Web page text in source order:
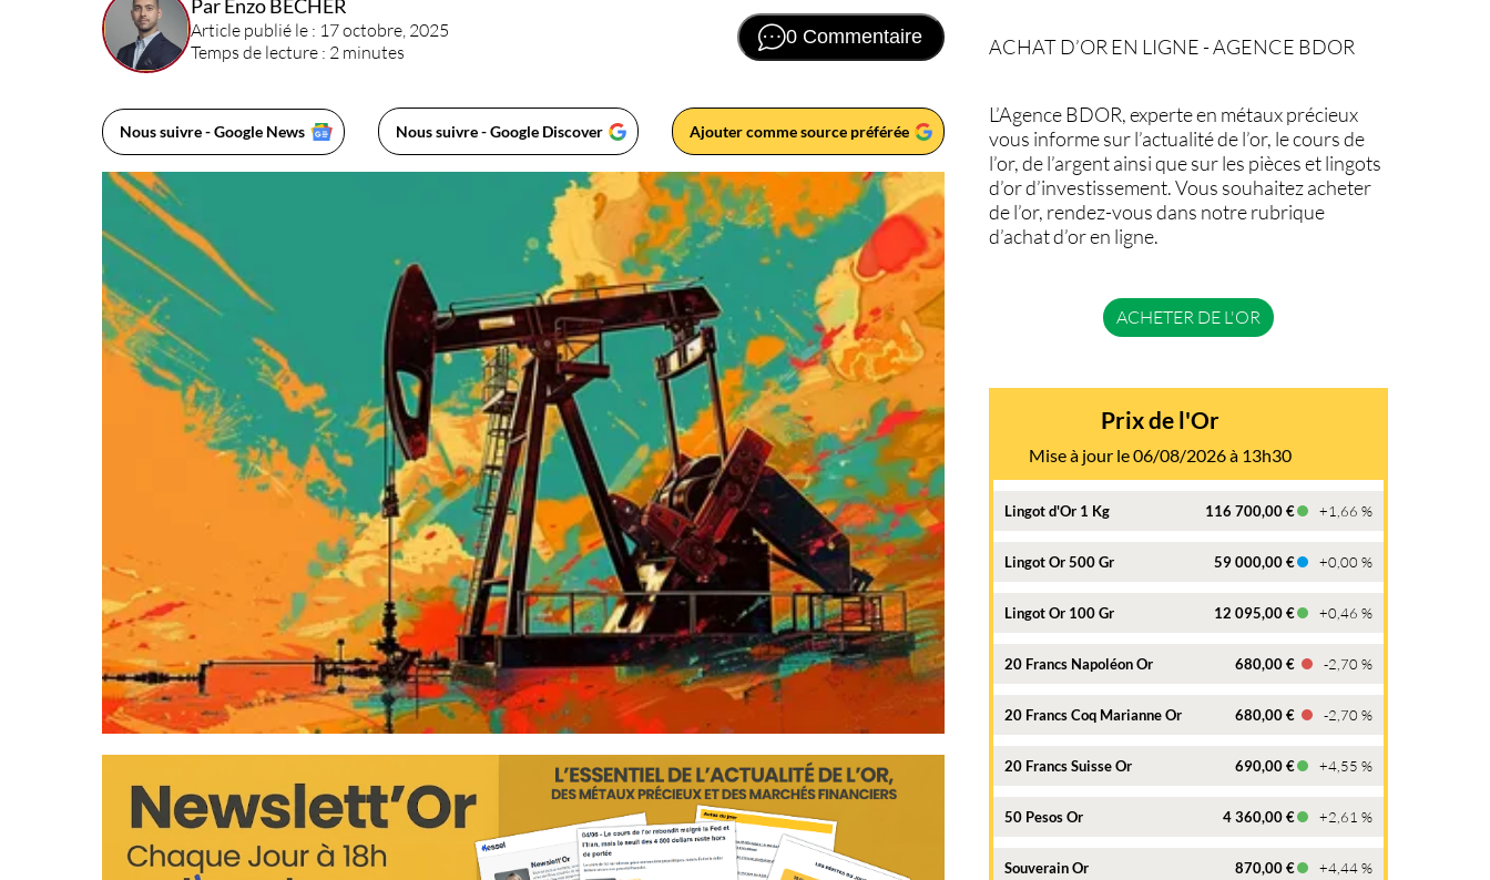
Par Enzo BECHER
Article publié le : 17 octobre, 2025
Temps de lecture : 2 minutes
0 Commentaire
Nous suivre - Google News Nous suivre - Google Discover Ajouter comme source préférée
ACHAT D’OR EN LIGNE - AGENCE BDOR
L’Agence BDOR, experte en métaux précieux
vous informe sur l’actualité de l’or, le cours de
l’or, de l’argent ainsi que sur les pièces et lingots
d’or d’investissement. Vous souhaitez acheter
de l’or, rendez-vous dans notre rubrique
d’achat d’or en ligne.
ACHETER DE L'OR
Prix de l'Or
Mise à jour le 06/08/2026 à 13h30
Lingot d'Or 1 Kg 116 700,00 € +1,66 %
Lingot Or 500 Gr 59 000,00 € +0,00 %
Lingot Or 100 Gr 12 095,00 € +0,46 %
20 Francs Napoléon Or 680,00 € -2,70 %
20 Francs Coq Marianne Or 680,00 € -2,70 %
20 Francs Suisse Or 690,00 € +4,55 %
50 Pesos Or 4 360,00 € +2,61 %
Souverain Or 870,00 € +4,44 %